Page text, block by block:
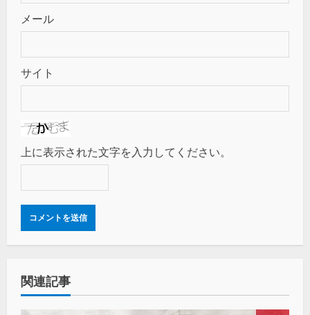
メール
サイト
上に表示された文字を入力してください。
関連記事